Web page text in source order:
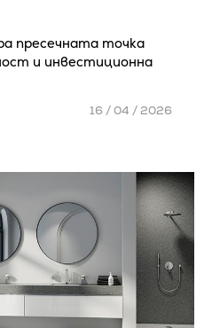
пресечната точка
и инвестиционна
16 / 04 / 2026